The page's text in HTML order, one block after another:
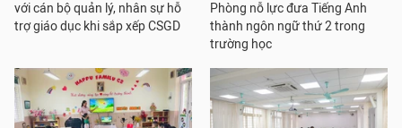
với cán bộ quản lý, nhân sự hỗ
trợ giáo dục khi sắp xếp CSGD
Phòng nỗ lực đưa Tiếng Anh
thành ngôn ngữ thứ 2 trong
trường học